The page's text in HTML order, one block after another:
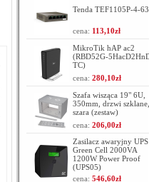
Tenda TEF1105P-4-
cena: 113,10zł
MikroTik hAP ac2
(RBD52G-
TC)
cena: 280,10zł
Szafa wisząca 19" 6U,
350mm, drzwi szklane,
szara (zestaw)
cena: 206,00zł
Zasilacz awaryjny UPS
Green Cell 2000VA
1200W Power Proof
(UPS05)
cena: 546,60zł